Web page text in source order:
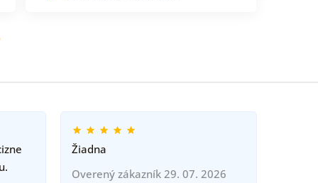
Žiadna
Overený zákazník 29. 07. 2026